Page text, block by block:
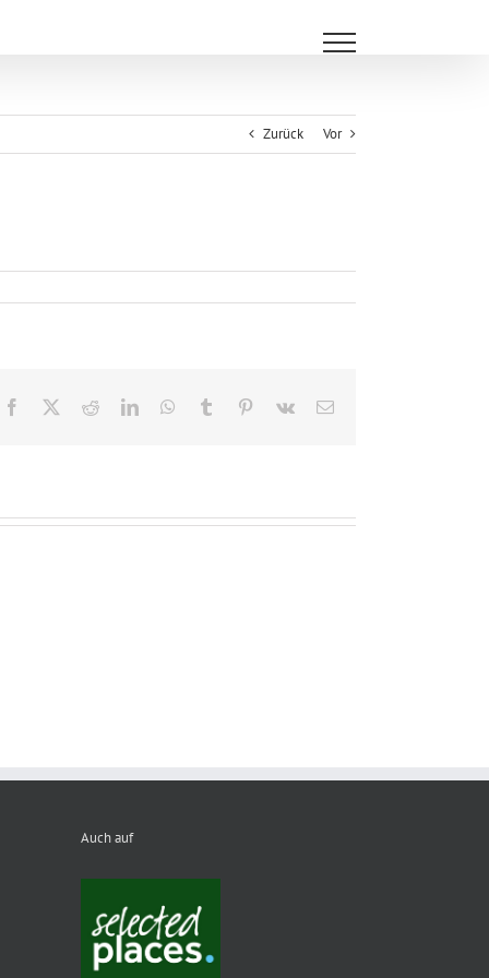
Zurück Vor
Facebook RedditLinkedInWhatsApp
Tumblr Pinterest
Vk
E-
Auch auf